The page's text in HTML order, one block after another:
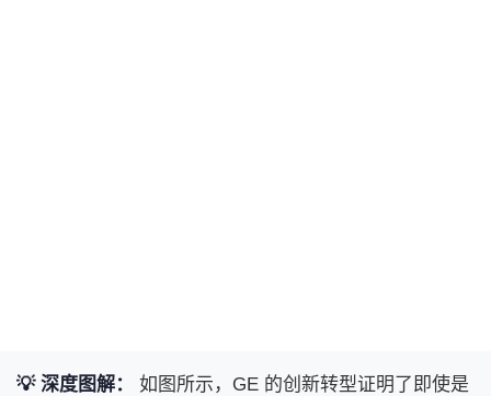
💡 深度图解：
如图所示，GE 的创新转型证明了即使是